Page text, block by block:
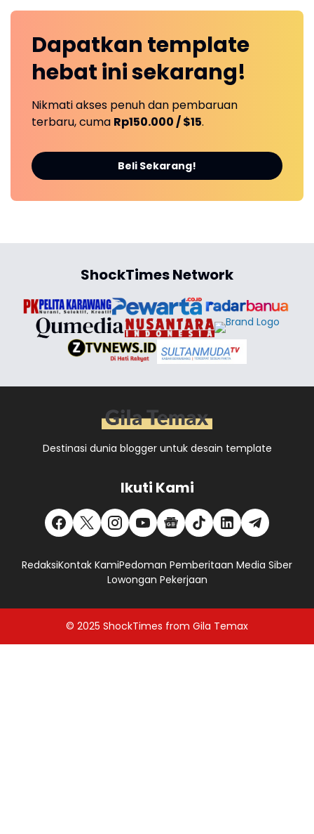
Dapatkan template
hebat inisekarang!
Nikmati akses penuh dan pembaruan
terbaru, cuma Rp150.000 / $15.
Beli Sekarang!
ShockTimes Network
Destinasi dunia blogger untuk desain template
Ikuti Kami
RedaksiKontak KamiPedoman Pemberitaan Media Siber
Lowongan Pekerjaan
© 2025 ShockTimes from Gila Temax